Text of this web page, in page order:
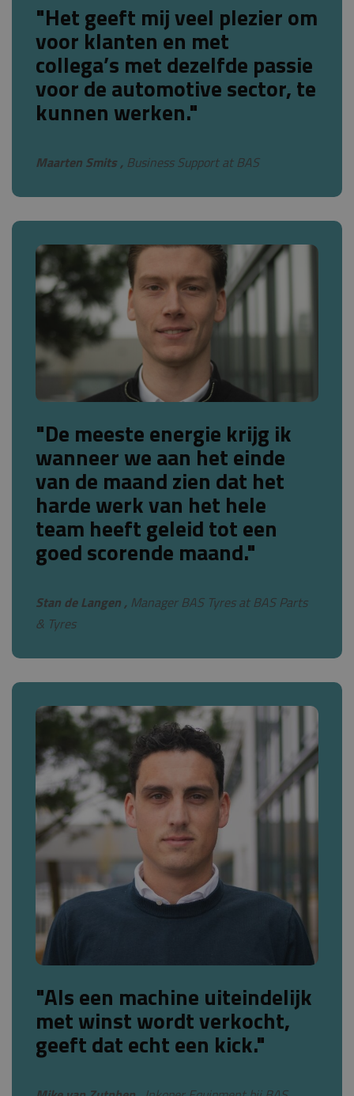
"Het geeft mij veel plezier om
voor klanten en met
collega’s met dezelfde passie
voor de automotive sector, te
kunnen werken."
Maarten Smits , Business Support at BAS
"De meeste energie krijg ik
wanneer we aan het einde
van de maand zien dat het
harde werk van het hele
team heeft geleid tot een
goed scorende maand."
Stan de Langen , Manager BAS Tyres at BAS Parts
& Tyres
"Als een machine uiteindelijk
met winst wordt verkocht,
geeft dat echt een kick."